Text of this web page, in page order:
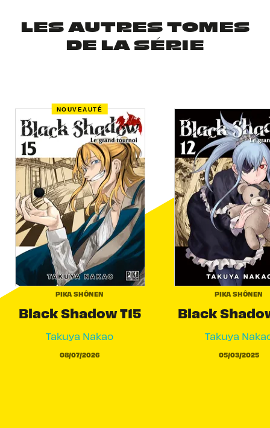
LES AUTRES TOMES
DE LA SÉRIE
NOUVEAUTÉ
PIKA SHÔNEN
Black Shadow T15
Takuya Nakao
08/07/2026
PIKA SHÔNEN
Black
Takuya
05/03/2025